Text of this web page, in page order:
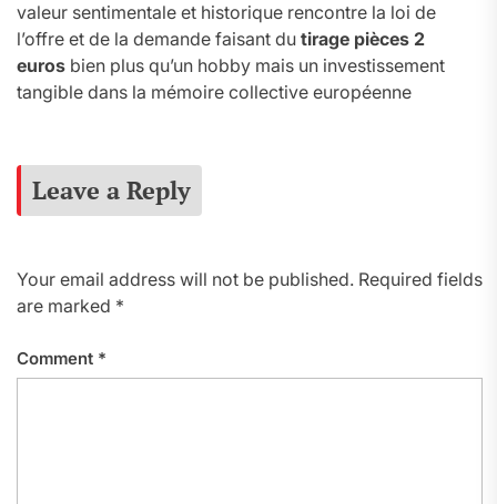
valeur sentimentale et historique rencontre la loi de
l’offre et de la demande faisant du tirage pièces 2
euros bien plus qu’un hobby mais un investissement
tangible dans la mémoire collective européenne
Leave a Reply
Your email address will not be published. Required fields
are marked *
Comment *